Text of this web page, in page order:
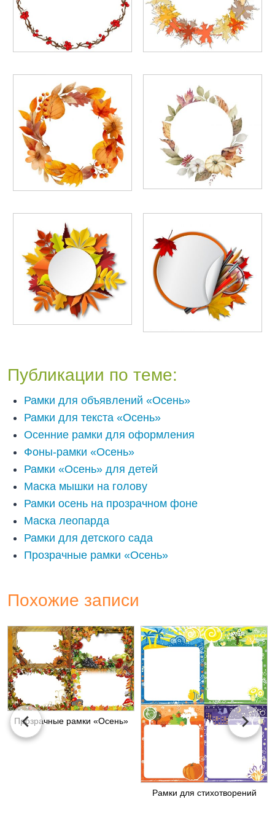
Публикации по теме:
Рамки для объявлений «Осень»
Рамки для текста «Осень»
Осенние рамки для оформления
Фоны-рамки «Осень»
Рамки «Осень» для детей
Маска мышки на голову
Рамки осень на прозрачном фоне
Маска леопарда
Рамки для детского сада
Прозрачные рамки «Осень»
Похожие записи
Прозрачные рамки «Осень»
Рамки для стихотворений